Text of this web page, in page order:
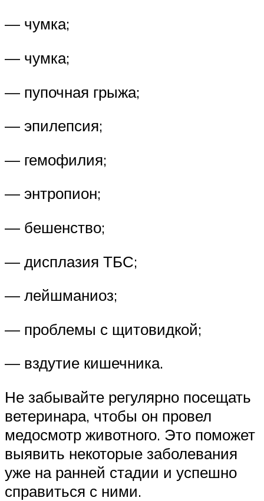
— чумка;
— чумка;
— пупочная грыжа;
— эпилепсия;
— гемофилия;
— энтропион;
— бешенство;
— дисплазия ТБС;
— лейшманиоз;
— проблемы с щитовидкой;
— вздутие кишечника.
Не забывайте регулярно посещать
ветеринара, чтобы он провел
медосмотр животного. Это поможет
выявить некоторые заболевания
уже на ранней стадии и успешно
справиться с ними.